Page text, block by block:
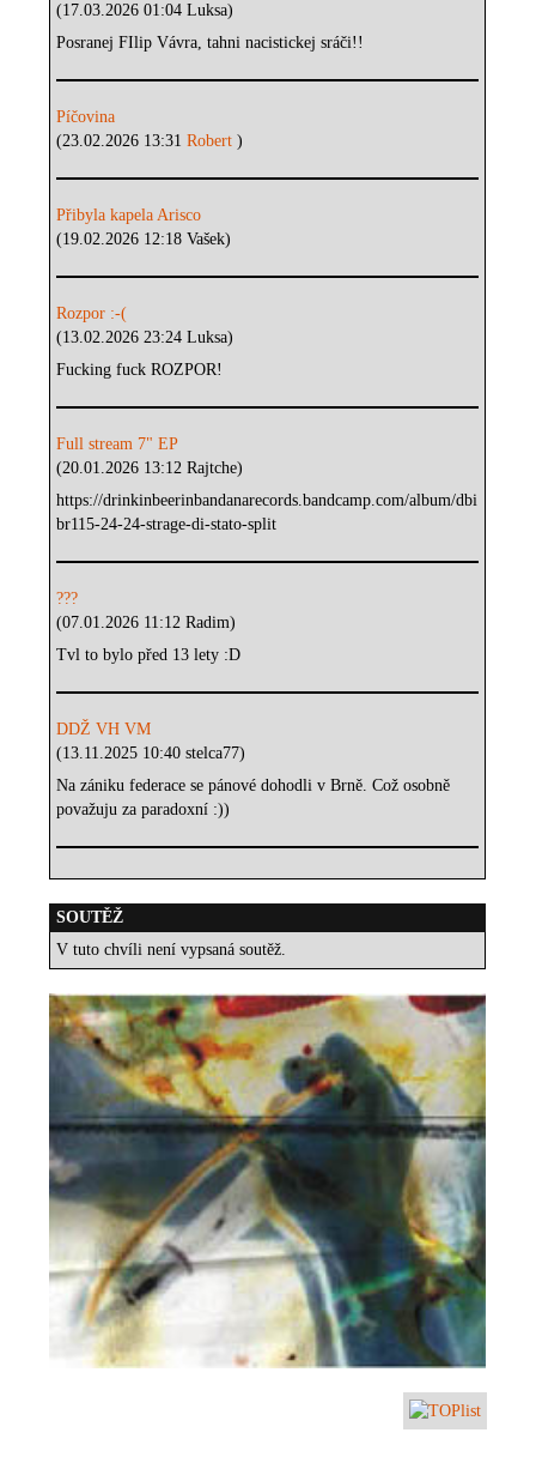
(17.03.2026 01:04 Luksa)
Posranej FIlip Vávra, tahni nacistickej sráči!!
Píčovina
(23.02.2026 13:31Robert)
Přibyla kapela Arisco
(19.02.2026 12:18 Vašek)
Rozpor :-(
(13.02.2026 23:24 Luksa)
Fucking fuck ROZPOR!
Full stream 7" EP
(20.01.2026 13:12 Rajtche)
https://drinkinbeerinbandanarecords.bandcamp.com/album/dbi
br115-24-24-strage-di-stato-split
???
(07.01.2026 11:12 Radim)
Tvl to bylo před 13 lety :D
DDŽ VH VM
(13.11.2025 10:40 stelca77)
Na zániku federace se pánové dohodli v Brně. Což osobně
považuju za paradoxní :))
SOUTĚŽ
V tuto chvíli není vypsaná soutěž.